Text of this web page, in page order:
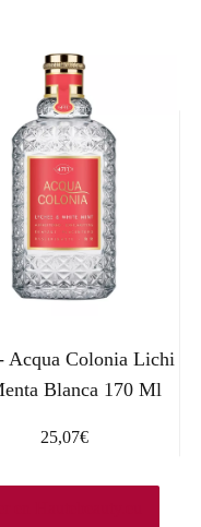
Acqua Colonia Lichi
Blanca 170 Ml
25,07€